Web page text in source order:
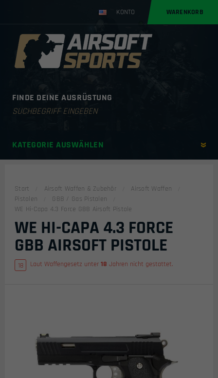
KONTO WARENKORB
FINDE DEINE AUSRÜSTUNG
Products
KATEGORIE AUSWÄHLEN
Start Airsoft Waffen & Zubehör
Airsoft Waffen
Pistolen
GBB / Gas Pistolen
WE Hi-Capa 4.3 Force GBB Airsoft Pistole
WE HI-CAPA 4.3 FORCE
GBB AIRSOFT PISTOLE
Laut Waffengesetz unter 18 Jahren nicht gestattet.